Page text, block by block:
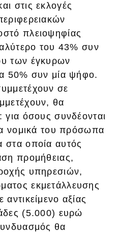
στις εκλογές
πλειοψηφίας
του 43% συν
των έγκυρων
50% συν μία ψήφο.
σε
θα
όσους συνδέονται
νομικά του πρόσωπα
οποία αυτός
προμήθειας,
υπηρεσιών,
εκμετάλλευσης
αξίας
(5.000) ευρώ
θα